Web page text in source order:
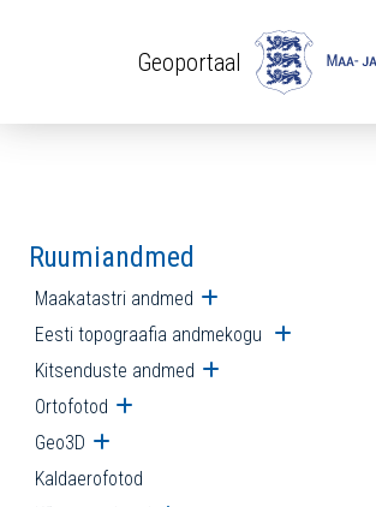
Geoportaal
Ruumiandmed
Maakatastri andmed Ava alammenüü
Eesti topograafia andmekogu Ava
Kitsenduste andmed Ava alammenüü
Ortofotod Ava alammenüü
Geo3D Ava alammenüü
Kaldaerofotod